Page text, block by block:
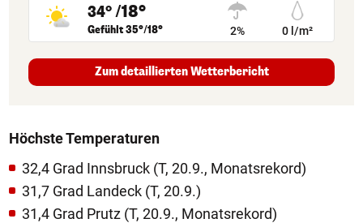
34°/18°
Gefühlt 35°/18° 2% 0 l/m²
Zum detaillierten Wetterbericht
Höchste Temperaturen
32,4 Grad Innsbruck (T, 20.9., Monatsrekord)
31,7 Grad Landeck (T, 20.9.)
31,4 Grad Prutz (T, 20.9., Monatsrekord)